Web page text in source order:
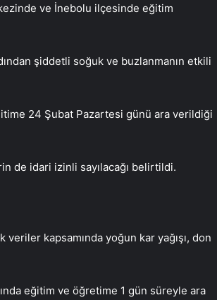
ve İnebolu ilçesinde eğitim
şiddetli soğuk ve buzlanmanın etkili
24 Şubat Pazartesi günü ara verildiği
de idari izinli sayılacağı belirtildi.
veriler kapsamında yoğun kar yağışı, don
eğitim ve öğretime 1 gün süreyle ara